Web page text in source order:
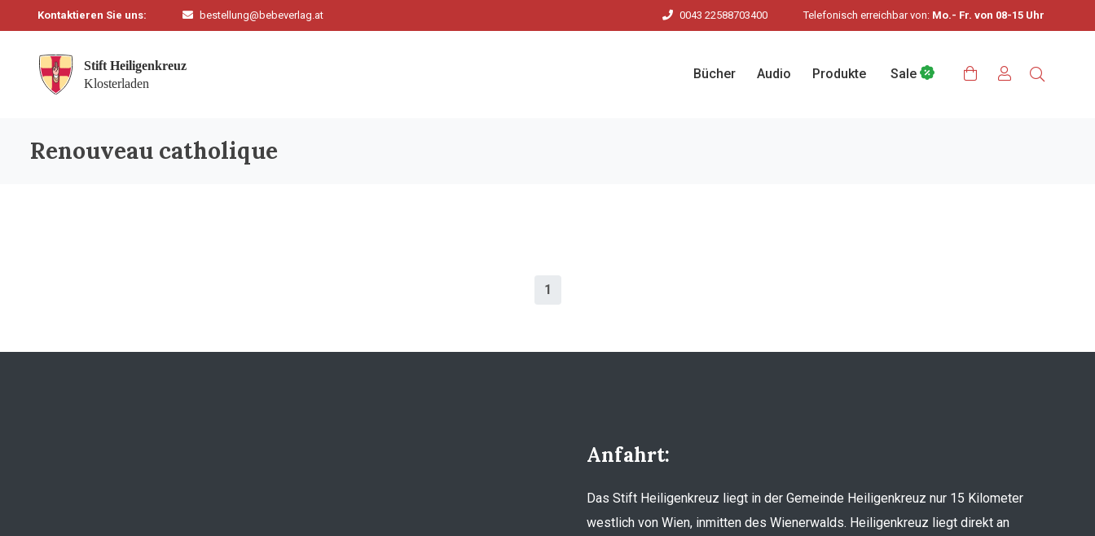
Kontaktieren Sie uns: bestellung@bebeverlag.at 0043 22588703400 Telefonisch erreichbar von: Mo.- Fr. von 08-15 Uhr
Bücher Audio Produkte Sale
Renouveau catholique
1
Anfahrt:
Das Stift Heiligenkreuz liegt in der Gemeinde Heiligenkreuz nur 15 Kilometer
westlich von Wien, inmitten des Wienerwalds. Heiligenkreuz liegt direkt an